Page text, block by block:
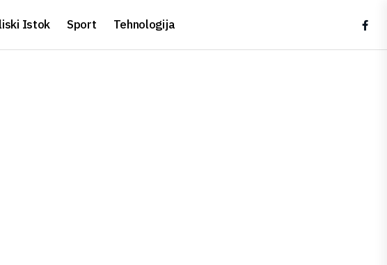
Istok Sport Tehnologija